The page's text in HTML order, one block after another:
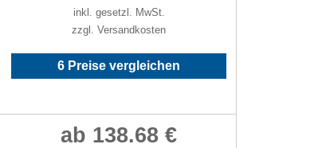
inkl. gesetzl. MwSt.
zzgl. Versandkosten
6 Preise vergleichen
ab 138.68 €